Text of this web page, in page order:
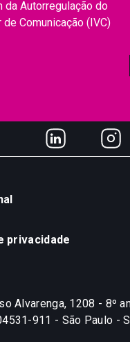
da Autorregulação do
Comunicação (IVC)
privacidade
Alvarenga, 1208 - 8º
911 - São Paulo -